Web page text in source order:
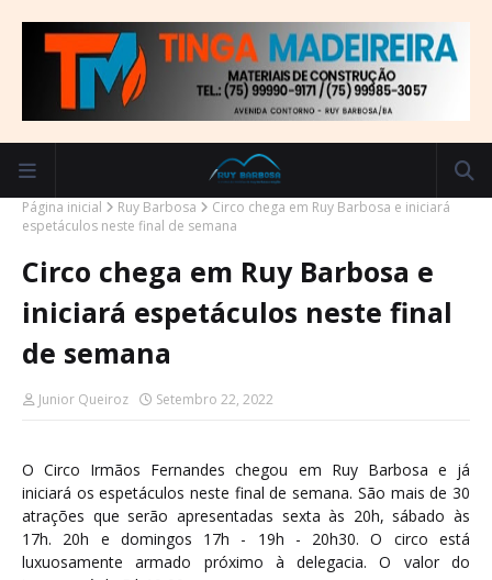
Página inicial Ruy Barbosa
Circo chega em Ruy Barbosa e iniciará
espetáculos neste final de semana
Circo chega em Ruy Barbosa e
iniciará espetáculos neste final
de semana
Junior Queiroz Setembro 22, 2022
O Circo Irmãos Fernandes chegou em Ruy Barbosa e já
iniciará os espetáculos neste final de semana. São mais de 30
atrações que serão apresentadas sexta às 20h, sábado às
17h. 20h e domingos 17h - 19h - 20h30. O circo está
luxuosamente armado próximo à delegacia. O valor do